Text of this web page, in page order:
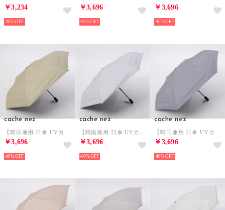
￥3,234
40%
￥3,696
40%
￥3,696
40%
cache nez
￥3,696
40%
cache nez
￥3,696
40%
cache nez
￥3,696
40%